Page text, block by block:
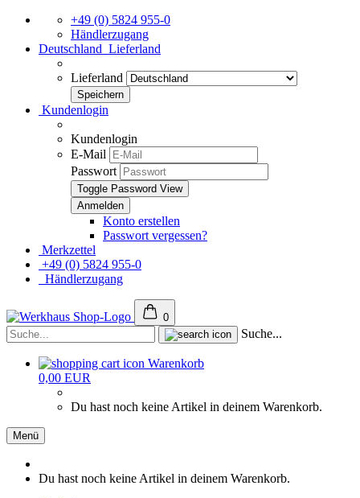
+49 (0) 5824 955-0
Händlerzugang
Deutschland Lieferland
Lieferland
Kundenlogin
Kundenlogin
E-Mail
Passwort
Toggle Password View
Konto erstellen
Passwort vergessen?
Merkzettel
+49 (0) 5824 955-0
Händlerzugang
0
Suche...
Warenkorb
0,00 EUR
Du hast noch keine Artikel in deinem Warenkorb.
Menü
Du hast noch keine Artikel in deinem Warenkorb.